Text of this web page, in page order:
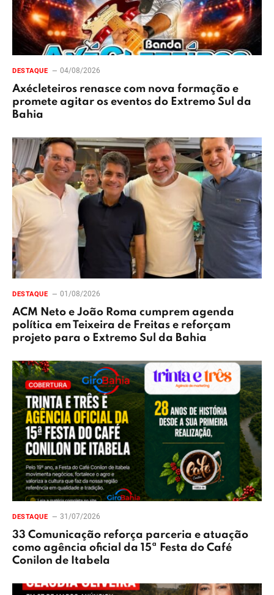
DESTAQUE 04/08/2026
Axécleteiros renasce com nova formação e
promete agitar os eventos do Extremo Sul da
Bahia
DESTAQUE 01/08/2026
ACM Neto e João Roma cumprem agenda
política em Teixeira de Freitas e reforçam
projeto para o Extremo Sul da Bahia
DESTAQUE 31/07/2026
33 Comunicação reforça parceria e atuação
como agência oficial da 15ª Festa do Café
Conilon de Itabela